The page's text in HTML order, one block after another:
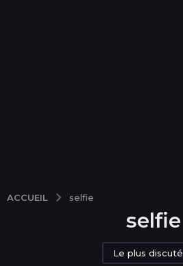
ACCUEIL selfie
selfie
Le plus discuté